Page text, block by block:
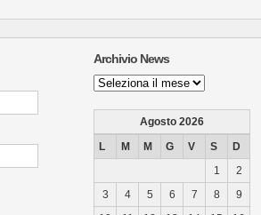
Archivio News
Archivio
News
Agosto 2026
L
M M G V S
D
1
2
3
4 5 6 7 8
9